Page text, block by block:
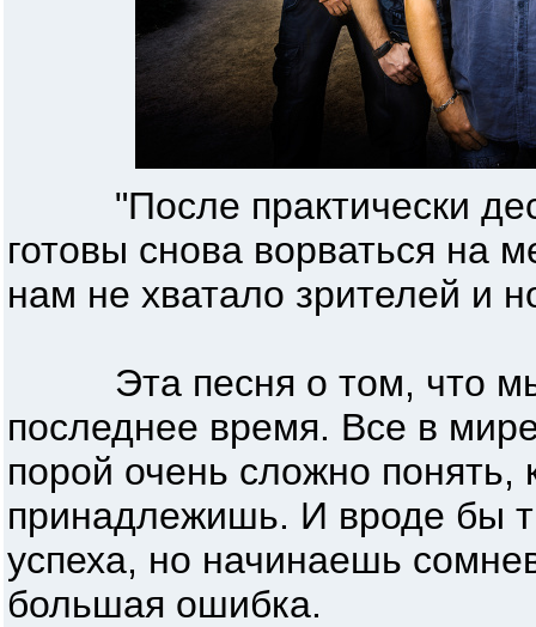
"После практически
готовы снова ворваться на
нам не хватало зрителей и
Эта песня о том, что мы
последнее время. Все в
порой очень сложно понять,
принадлежишь. И вроде бы
успеха, но начинаешь
большая ошибка.